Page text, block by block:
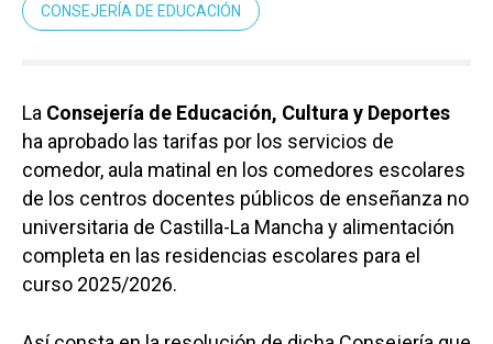
CONSEJERÍA DE EDUCACIÓN
La Consejería de Educación, Cultura y Deportes
ha aprobado las tarifas por los servicios de
comedor, aula matinal en los comedores escolares
de los centros docentes públicos de enseñanza no
universitaria de Castilla-La Mancha y alimentación
completa en las residencias escolares para el
curso 2025/2026.